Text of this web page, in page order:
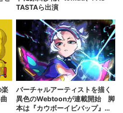
TASTAら出演
楽
バーチャルアーティストを描く
異色のWebtoonが連載開始 脚
本は『カウボーイビバップ』の